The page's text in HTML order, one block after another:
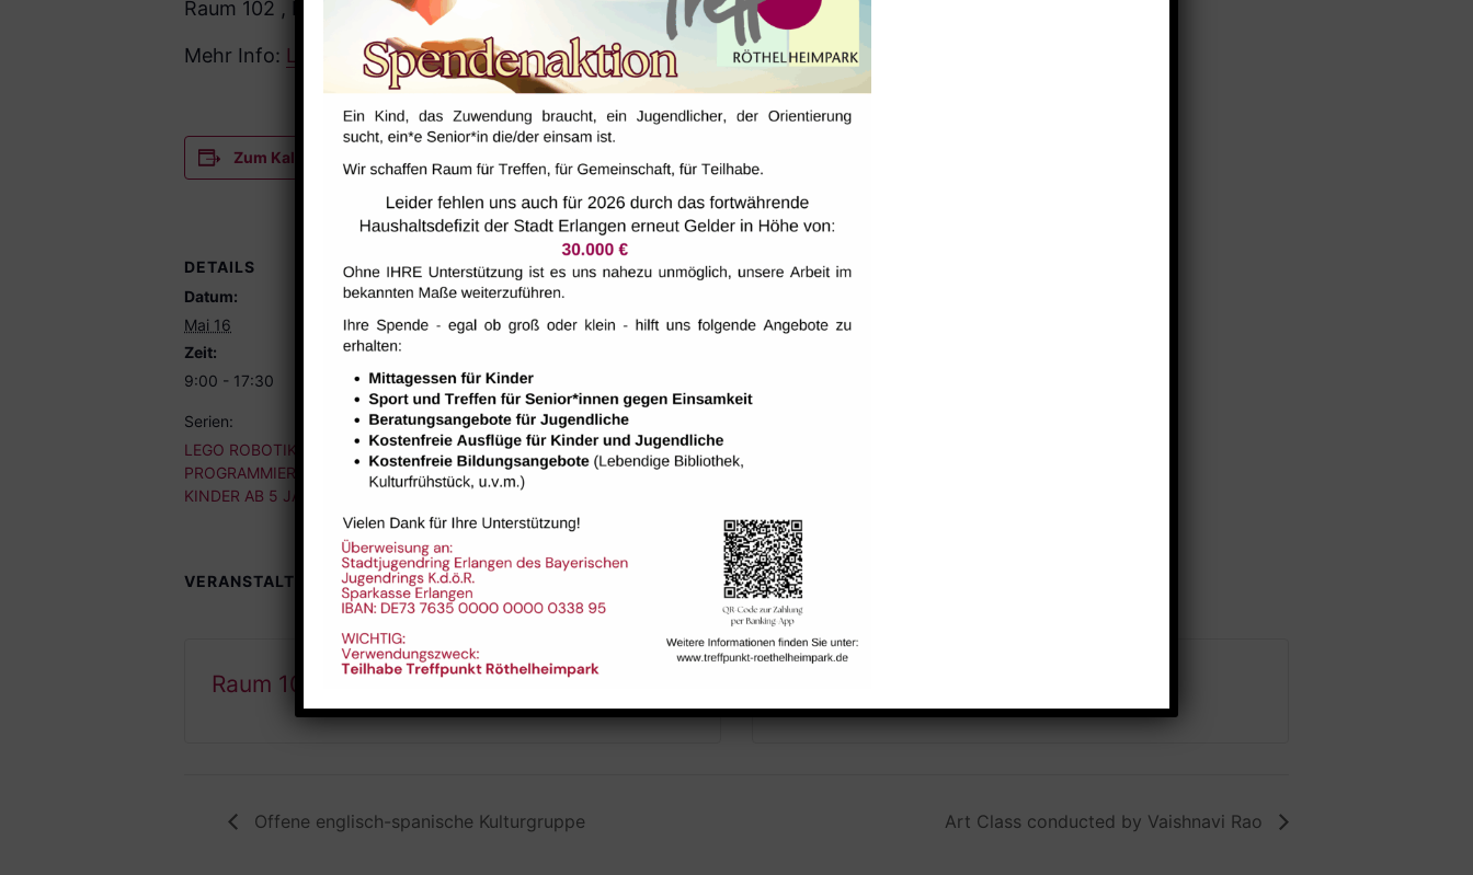
Raum 102 , Raum 113
Mehr Info: Liga der Roboter – Netzwerk №1 für Robotik Kinderclubs in Deutschland!
Zum Kalender hinzufügen
DETAILS
Datum:
Mai 16
Zeit:
9:00 - 17:30
Serien:
LEGO ROBOTIK &
PROGRAMMIEREN FÜR
KINDER AB 5 JAHRE
VERANSTALTUNGSORTE
Raum 102
Offene englisch-spanische Kulturgruppe Art Class conducted by Vaishnavi Rao